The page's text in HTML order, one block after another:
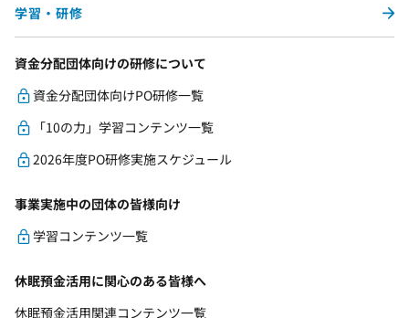
学習・研修
資金分配団体向けの研修について
資金分配団体向けPO研修一覧
「10の力」学習コンテンツ一覧
2026年度PO研修実施スケジュール
事業実施中の団体の皆様向け
学習コンテンツ一覧
休眠預金活用に関心のある皆様へ
休眠預金活用関連コンテンツ一覧